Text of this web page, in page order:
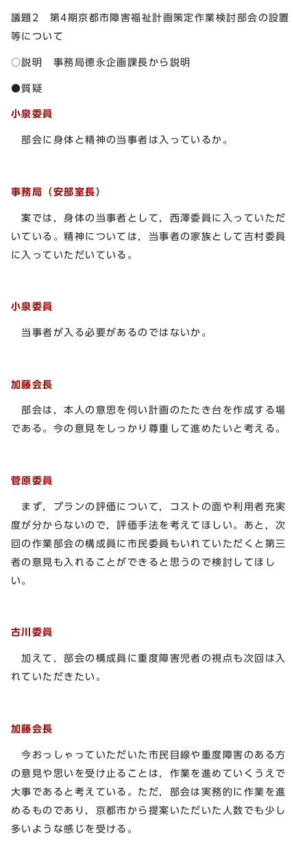
議題2 第4期京都市障害福祉計画策定作業検討部会の設置
等について
○説明 事務局德永企画課長から説明
●質疑
小泉委員
部会に身体と精神の当事者は入っているか。
事務局（安部室長）
案では，身体の当事者として，西澤委員に入っていただ
いている。精神については，当事者の家族として吉村委員
に入っていただいている。
小泉委員
当事者が入る必要があるのではないか。
加藤会長
部会は，本人の意思を伺い計画のたたき台を作成する場
である。今の意見をしっかり尊重して進めたいと考える。
菅原委員
まず，プランの評価について，コストの面や利用者充実
度が分からないので，評価手法を考えてほしい。あと，次
回の作業部会の構成員に市民委員もいれていただくと第三
者の意見も入れることができると思うので検討してほし
い。
古川委員
加えて，部会の構成員に重度障害児者の視点も次回は入
れていただきたい。
加藤会長
今おっしゃっていただいた市民目線や重度障害のある方
の意見や思いを受け止ることは，作業を進めていくうえで
大事であると考えている。ただ，部会は実務的に作業を進
めるものであり，京都市から提案いただいた人数でも少し
多いような感じを受ける。